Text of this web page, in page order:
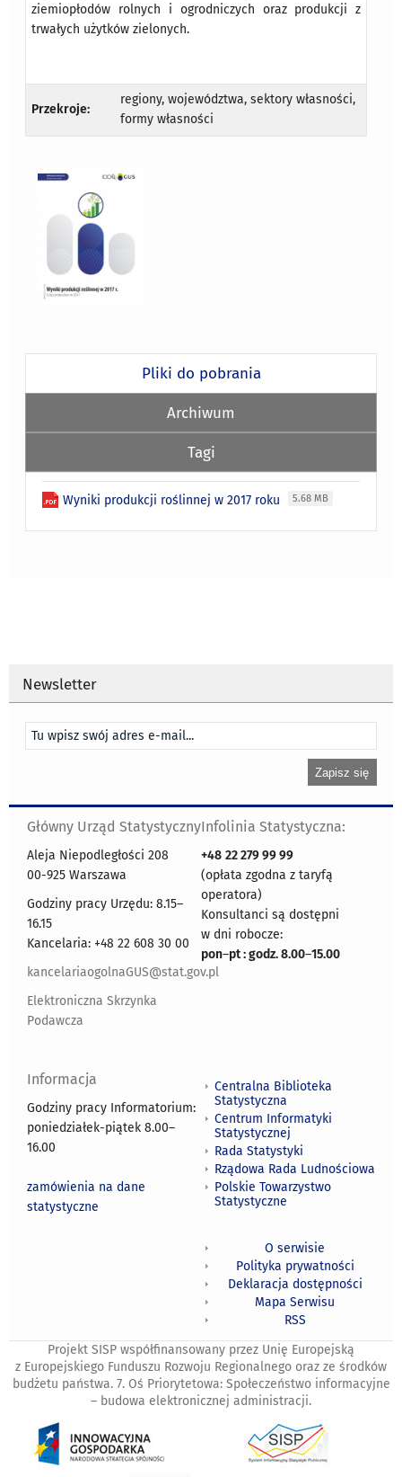
ziemiopłodów rolnych i ogrodniczych oraz produkcji z
trwałych użytków zielonych.
Przekroje:
regiony, województwa, sektory własności,
formy własności
Pliki do pobrania
Archiwum
Tagi
Wyniki produkcji roślinnej w 2017 roku 5.68 MB
Newsletter
Główny Urząd Statystyczny
Aleja Niepodległości 208
00-925 Warszawa
Godziny pracy Urzędu: 8.15–
16.15
Kancelaria: +48 22 608 30 00
kancelariaogolnaGUS@stat.gov.pl
Elektroniczna Skrzynka
Podawcza
Infolinia Statystyczna:
+48 22 279 99 99
(opłata zgodna z taryfą
operatora)
Konsultanci są dostępni
w dni robocze:
pon–pt : godz. 8.00–15.00
Informacja
Godziny pracy Informatorium:
poniedziałek-piątek 8.00–
16.00
zamówienia na dane
statystyczne
Centralna Biblioteka
Statystyczna
Centrum Informatyki
Statystycznej
Rada Statystyki
Rządowa Rada Ludnościowa
Polskie Towarzystwo
Statystyczne
O serwisie
Polityka prywatności
Deklaracja dostępności
Mapa Serwisu
RSS
Projekt SISP współfinansowany przez Unię Europejską
z Europejskiego Funduszu Rozwoju Regionalnego oraz ze środków
budżetu państwa. 7. Oś Priorytetowa: Społeczeństwo informacyjne
– budowa elektronicznej administracji.